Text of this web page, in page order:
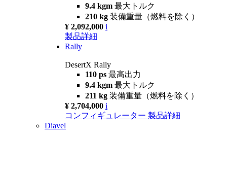
9.4 kgm 最大トルク
210 kg 装備重量（燃料を除く）
¥ 2,092,000 i
製品詳細
Rally
DesertX Rally
110 ps 最高出力
9.4 kgm 最大トルク
211 kg 装備重量（燃料を除く）
¥ 2,704,000 i
コンフィギュレーター 製品詳細
Diavel